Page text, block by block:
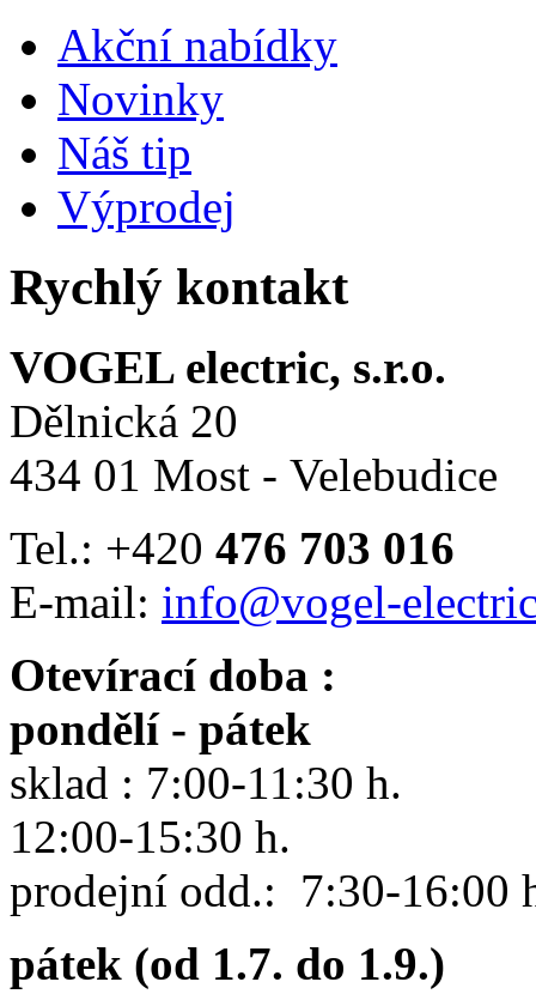
Akční nabídky
Novinky
Náš tip
Výprodej
Rychlý kontakt
VOGEL electric, s.r.o.
Dělnická 20
434 01 Most - Velebudice
Tel.: +420 476 703 016
E-mail: info@vogel-
Otevírací doba :
pondělí - pátek
sklad : 7:00-11:30 h.
12:00-15:30 h.
prodejní odd.: 7:30-16:00
pátek (od 1.7. do 1.9.)